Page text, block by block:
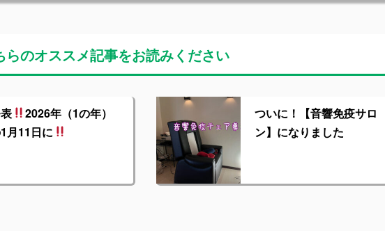
らのオススメ記事をお読みください
2026年（1の年）
月11日に
ついに！【音響免疫サロ
ン】になりました